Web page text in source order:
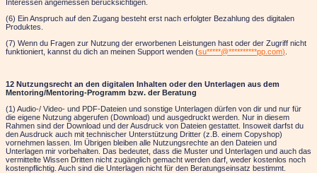
Interessen angemessen berücksichtigen.
(6) Ein Anspruch auf den Zugang besteht erst nach erfolgter Bezahlung des digitalen
Produktes.
(7) Wenn du Fragen zur Nutzung der erworbenen Leistungen hast oder der Zugriff nicht
funktioniert, kannst du dich an meinen Support wenden (su*****@**********pp.com)
12 Nutzungsrecht an den digitalen Inhalten oder den Unterlagen aus dem
Mentoring/Mentoring-Programm bzw. der Beratung
(1) Audio-/ Video- und PDF-Dateien und sonstige Unterlagen dürfen von dir und nur für
die eigene Nutzung abgerufen (Download) und ausgedruckt werden. Nur in diesem
Rahmen sind der Download und der Ausdruck von Dateien gestattet. Insoweit darfst du
den Ausdruck auch mit technischer Unterstützung Dritter (z.B. einem Copyshop)
vornehmen lassen. Im Übrigen bleiben alle Nutzungsrechte an den Dateien und
Unterlagen mir vorbehalten. Das bedeutet, dass die Muster und Unterlagen und auch das
vermittelte Wissen Dritten nicht zugänglich gemacht werden darf, weder kostenlos noch
kostenpflichtig. Auch sind die Unterlagen nicht für den Beratungseinsatz bestimmt.